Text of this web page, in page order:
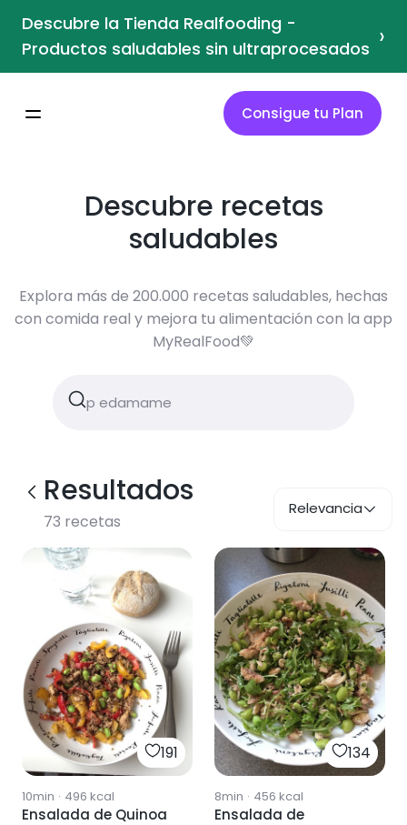
Descubre la Tienda Realfooding -
Productos saludables sin ultraprocesados ›
Consigue tu Plan
Descubre recetas
saludables
Explora más de 200.000 recetas saludables, hechas
con comida real y mejora tu alimentación con la app
MyRealFood💚
Resultados
73 recetas
Relevancia
191
10min · 496 kcal
Ensalada de Quinoa
134
8min · 456 kcal
Ensalada de